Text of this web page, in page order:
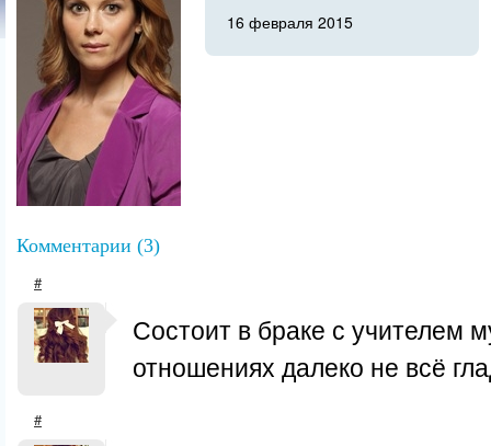
16 февраля 2015
Комментарии (3)
#
Состоит в браке с учителем
отношениях далеко не всё
#